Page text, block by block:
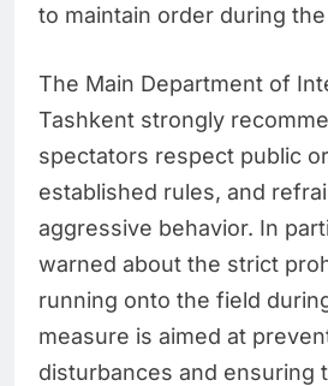
to maintain order during
The Main Department of
Tashkent strongly
spectators respect public
established rules, and
aggressive behavior. In
warned about the strict
running onto the field
measure is aimed at
disturbances and ensuring